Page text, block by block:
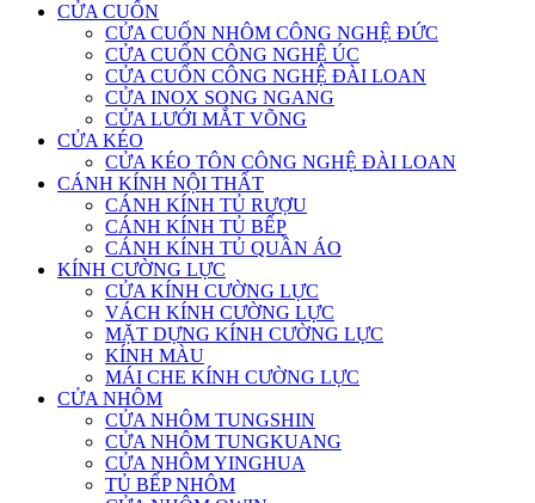
CỬA CUỐN
CỬA CUỐN NHÔM CÔNG NGHỆ ĐỨC
CỬA CUỐN CÔNG NGHỆ ÚC
CỬA CUỐN CÔNG NGHỆ ĐÀI LOAN
CỬA INOX SONG NGANG
CỬA LƯỚI MẮT VÕNG
CỬA KÉO
CỬA KÉO TÔN CÔNG NGHỆ ĐÀI LOAN
CÁNH KÍNH NỘI THẤT
CÁNH KÍNH TỦ RƯỢU
CÁNH KÍNH TỦ BẾP
CÁNH KÍNH TỦ QUẦN ÁO
KÍNH CƯỜNG LỰC
CỬA KÍNH CƯỜNG LỰC
VÁCH KÍNH CƯỜNG LỰC
MẶT DỰNG KÍNH CƯỜNG LỰC
KÍNH MÀU
MÁI CHE KÍNH CƯỜNG LỰC
CỬA NHÔM
CỬA NHÔM TUNGSHIN
CỬA NHÔM TUNGKUANG
CỬA NHÔM YINGHUA
TỦ BẾP NHÔM